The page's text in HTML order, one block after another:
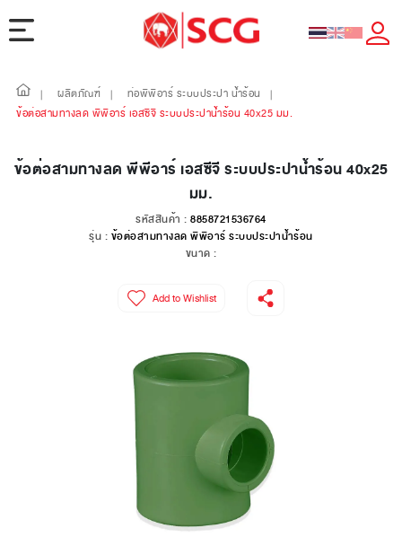
| ผลิตภัณฑ์ | ท่อพีพีอาร์ ระบบประปา น้ำร้อน
|
ข้อต่อสามทางลด พีพีอาร์ เอสซีจี ระบบประปาน้ำร้อน 40x25 มม.
ข้อต่อสามทางลด พีพีอาร์ เอสซีจี ระบบประปาน้ำร้อน 40x25
มม.
รหัสสินค้า : 8858721536764
รุ่น : ข้อต่อสามทางลด พีพีอาร์ ระบบประปาน้ำร้อน
ขนาด :
Add to Wishlist